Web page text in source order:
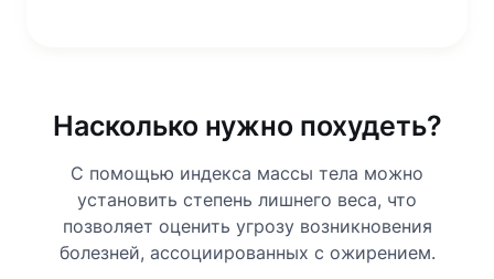
Насколько нужно похудеть?
С помощью индекса массы тела можно
установить степень лишнего веса, что
позволяет оценить угрозу возникновения
болезней, ассоциированных с ожирением.